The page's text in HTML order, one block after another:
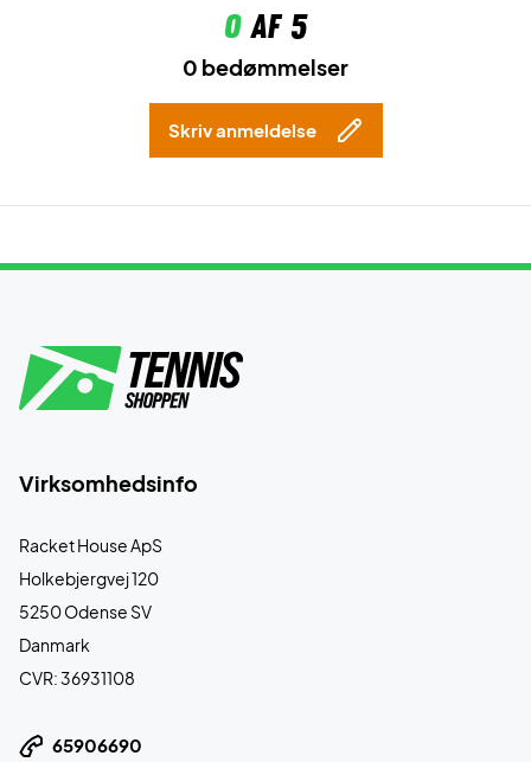
0af 5
0 bedømmelser
Skriv anmeldelse
Virksomhedsinfo
Racket House ApS
Holkebjergvej 120
5250 Odense SV
Danmark
CVR: 36931108
65906690